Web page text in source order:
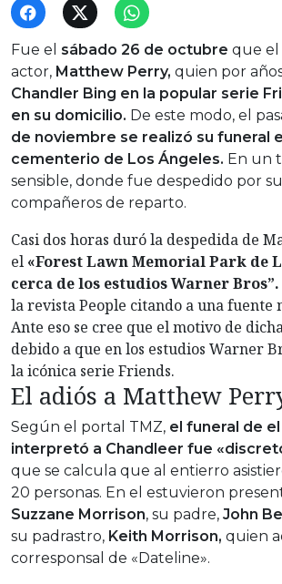
Fue el sábado 26 de octubre que el
actor, Matthew Perry, quien por
Chandler Bing en la popular serie
en su domicilio. De este modo, el
de noviembre se realizó su funeral
cementerio de Los Ángeles. En un
sensible, donde fue despedido por
compañeros de reparto.
Casi dos horas duró la despedida de
el «Forest Lawn Memorial Park de
cerca de los estudios Warner Bros”.
la revista People citando a una fuente
Ante eso se cree que el motivo de
debido a que en los estudios Warner
la icónica serie Friends.
El adiós a Matthew
Según el portal TMZ, el funeral de
interpretó a Chandleer fue
que se calcula que al entierro
20 personas. En el estuvieron
Suzzane Morrison, su padre, John
su padrastro, Keith Morrison, quien
corresponsal de «Dateline».